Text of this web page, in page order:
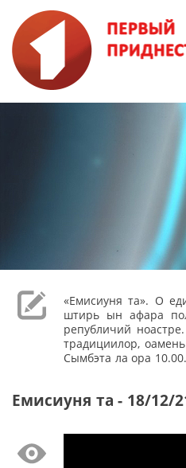
«Емисиуня та». О
штирь ын афара
републичий
традициилор,
Сымбэта ла ора 10.00.
Емисиуня та - 18/12/